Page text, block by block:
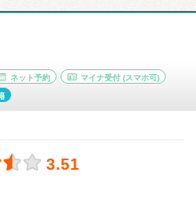
ネット予約 マイナ受付 (スマホ可)
3.51